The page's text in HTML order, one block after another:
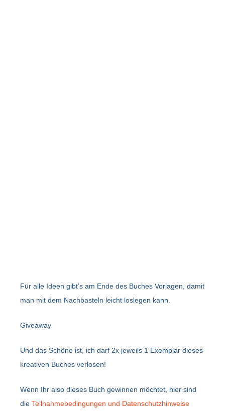
Für alle Ideen gibt’s am Ende des Buches Vorlagen, damit
man mit dem Nachbasteln leicht loslegen kann.
Giveaway
Und das Schöne ist, ich darf 2x jeweils 1 Exemplar dieses
kreativen Buches verlosen!
Wenn Ihr also dieses Buch gewinnen möchtet, hier sind
die Teilnahmebedingungen und Datenschutzhinweise